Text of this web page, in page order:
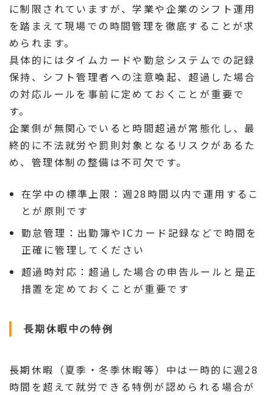
に制限されていますが、学業や企業のシフト運用
を踏まえて現場での時間管理を徹底することが求
められます。
具体的にはタイムカードや勤怠システムでの記録
保持、シフト管理者への注意喚起、超過した場合
の対応ルールを事前に定めておくことが重要で
す。
企業側が無関心でいると時間超過が常態化し、最
終的に不法就労や罰則対象となるリスクがあるた
め、管理体制の整備は不可欠です。
在学中の標準上限：週28時間以内で運用するこ
とが原則です
勤怠管理：出勤簿やICカード記録などで時間を
正確に管理してください
超過時対応：超過した場合の申告ルールと是正
措置を定めておくことが重要です
長期休暇中の特例
長期休暇（夏季・冬季休暇等）中は一時的に週28
時間を超えて就労できる特例が認められる場合が